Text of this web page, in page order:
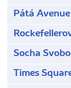
Pátá Avenue
Socha
Times